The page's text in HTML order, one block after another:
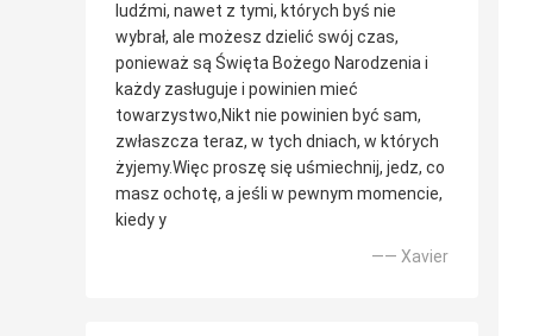
ludźmi, nawet z tymi, których byś nie
wybrał, ale możesz dzielić swój czas,
ponieważ są Święta Bożego Narodzenia i
każdy zasługuje i powinien mieć
towarzystwo,Nikt nie powinien być sam,
zwłaszcza teraz, w tych dniach, w których
żyjemy.Więc proszę się uśmiechnij, jedz, co
masz ochotę, a jeśli w pewnym momencie,
kiedy y
—— Xavier